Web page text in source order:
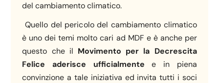
del cambiamento climatico.
Quello del pericolo del cambiamento climatico
è uno dei temi molto cari ad MDF e è anche per
questo che il Movimento per la Decrescita
Felice
aderisce ufficialmente e in piena
convinzione a tale iniziativa ed invita tutti i soci